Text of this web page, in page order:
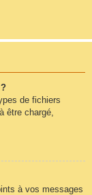
de fichiers
être chargé,
à vos messages